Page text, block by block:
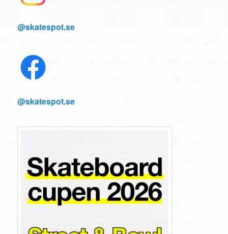
@skatespot.se
@skatespot.se